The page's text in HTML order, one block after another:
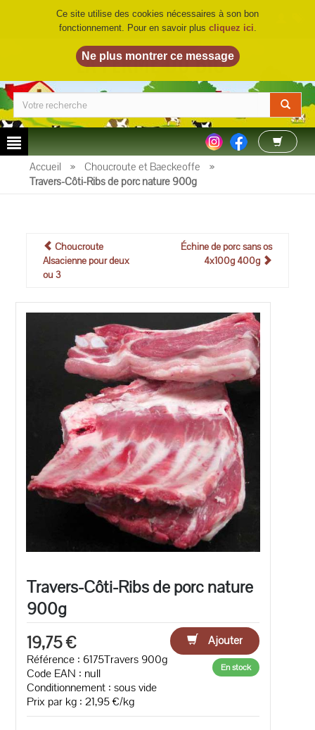
LA FERME DU BIO©
Accueil » Choucroute et Baeckeoffe
»
Travers-Côti-Ribs de porc nature 900g
Choucroute
Alsacienne pour deux
ou 3
Échine de porc sans os
4x100g 400g
Travers-Côti-Ribs de porc nature
900g
19,75 €
Ajouter
Référence : 6175Travers 900g
Code EAN : null
Conditionnement : sous vide
Prix par kg : 21,95 €/kg
En stock
Ce site utilise des cookies nécessaires à son bon
fonctionnement. Pour en savoir plus cliquez ici.